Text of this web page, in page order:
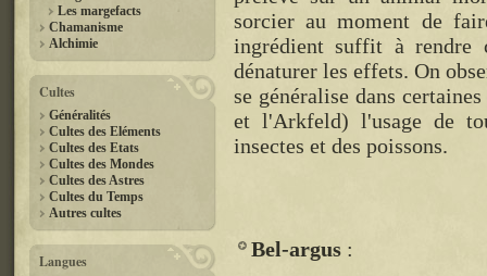
Les margefacts
Chamanisme
Alchimie
Cultes
Généralités
Cultes des Eléments
Cultes des Etats
Cultes des Mondes
Cultes des Astres
Cultes du Temps
Autres cultes
Langues
sorcier au moment de
ingrédient suffit à rendre
dénaturer les effets. On
se généralise dans
et l'Arkfeld) l'usage de
insectes et des poissons.
Bel-argus